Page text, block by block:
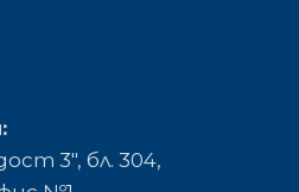
3", бл. 304,